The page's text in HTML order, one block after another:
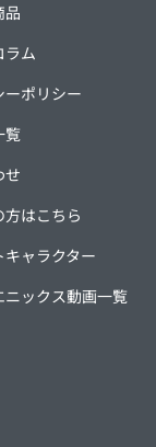
品
ラム
ーポリシー
覧
せ
方はこちら
ャラクター
ニックス動画一覧